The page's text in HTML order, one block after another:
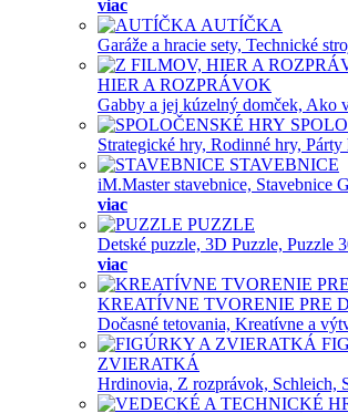
viac
AUTÍČKA
Garáže a hracie sety, Technické
HIER A ROZPRÁVOK
Gabby a jej kúzelný domček, Ako
Strategické hry, Rodinné hry, Párty
STAVEBNICE
iM.Master stavebnice, Stavebnice
viac
PUZZLE
Detské puzzle, 3D Puzzle, Puzzle
viac
KREATÍVNE TVORENIE PRE
Dočasné tetovania, Kreatívne a
ZVIERATKÁ
Hrdinovia, Z rozprávok, Schleich,